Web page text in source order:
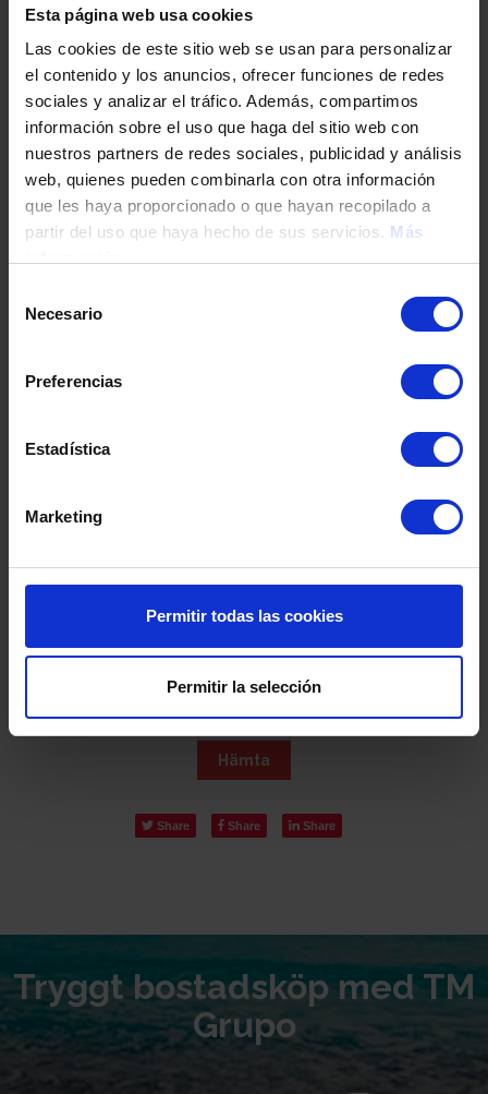
Esta página web usa cookies
Las cookies de este sitio web se usan para personalizar
el contenido y los anuncios, ofrecer funciones de redes
sociales y analizar el tráfico. Además, compartimos
información sobre el uso que haga del sitio web con
nuestros partners de redes sociales, publicidad y análisis
web, quienes pueden combinarla con otra información
que les haya proporcionado o que hayan recopilado a
partir del uso que haya hecho de sus servicios. Más
Necesario
Preferencias
Estadística
Marketing
Permitir todas las cookies
Permitir la selección
Golfbanor
Välj projektmodell för att hämta utrustning för denna
bostad
L-Gance
Välj projektmodell för att hämta utrustning för denna
Hämta
Share Share Share
Tryggt bostadsköp med TM
Grupo